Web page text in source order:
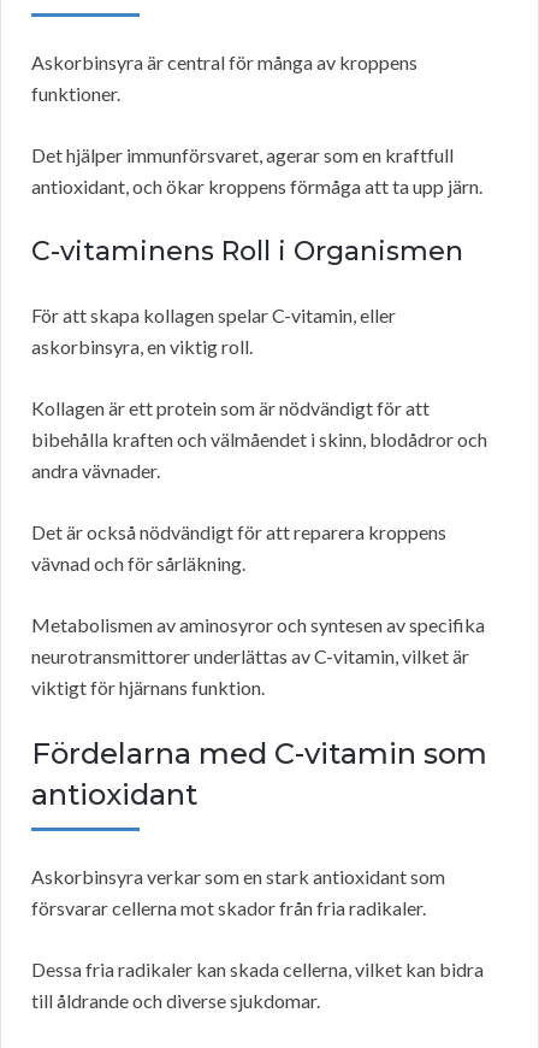
Askorbinsyra är central för många av kroppens
funktioner.
Det hjälper immunförsvaret, agerar som en kraftfull
antioxidant, och ökar kroppens förmåga att ta upp järn.
C-vitaminens Roll i Organismen
För att skapa kollagen spelar C-vitamin, eller
askorbinsyra, en viktig roll.
Kollagen är ett protein som är nödvändigt för att
bibehålla kraften och välmåendet i skinn, blodådror och
andra vävnader.
Det är också nödvändigt för att reparera kroppens
vävnad och för sårläkning.
Metabolismen av aminosyror och syntesen av specifika
neurotransmittorer underlättas av C-vitamin, vilket är
viktigt för hjärnans funktion.
Fördelarna med C-vitamin som
antioxidant
Askorbinsyra verkar som en stark antioxidant som
försvarar cellerna mot skador från fria radikaler.
Dessa fria radikaler kan skada cellerna, vilket kan bidra
till åldrande och diverse sjukdomar.